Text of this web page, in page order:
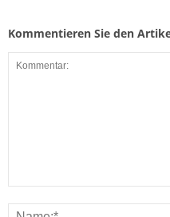
Kommentieren Sie den